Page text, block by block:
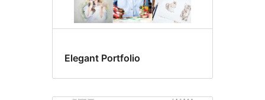
Elegant Portfolio